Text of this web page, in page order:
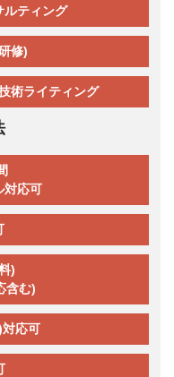
ルティング
修)
術ライティング
対応可
)
含む)
応可